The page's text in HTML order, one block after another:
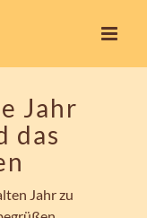
Jahr
das
Jahr zu